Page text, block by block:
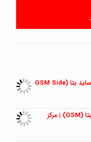
برد کرکره برقی سیمکارتی فول کانال موتور ساید بتا (GSM Side
برد کرکره برقی سیمکارتی فول کانال توبلار بتا (GSM) | مرکز